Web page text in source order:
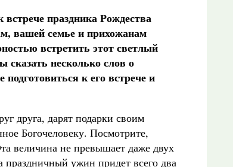
праздника Рождества
вашей семье и прихожанам
встретить этот светлый
сказать несколько слов о
к его встрече и
друга, дарят подарки своим
Богочеловеку. Посмотрите,
величина не превышает даже двух
праздничный ужин придет всего два